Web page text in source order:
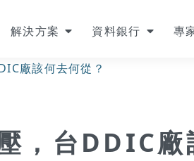
解決方案 資料銀行 專
廠該何去何從？
，台DDIC廠